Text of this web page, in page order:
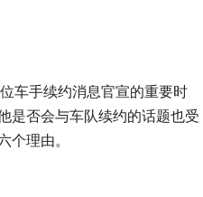
车手续约消息官宣的重要时
是否会与车队续约的话题也受
个理由。